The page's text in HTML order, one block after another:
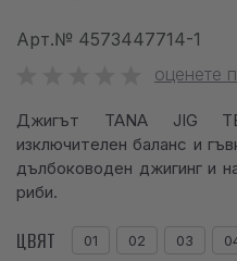
info@waves.bg
Арт.№ 4573447714-1
оценете
Джигът TANA JIG
изключителен баланс и
дълбоководен джигинг и
риби.
ЦВЯТ 01 02 03